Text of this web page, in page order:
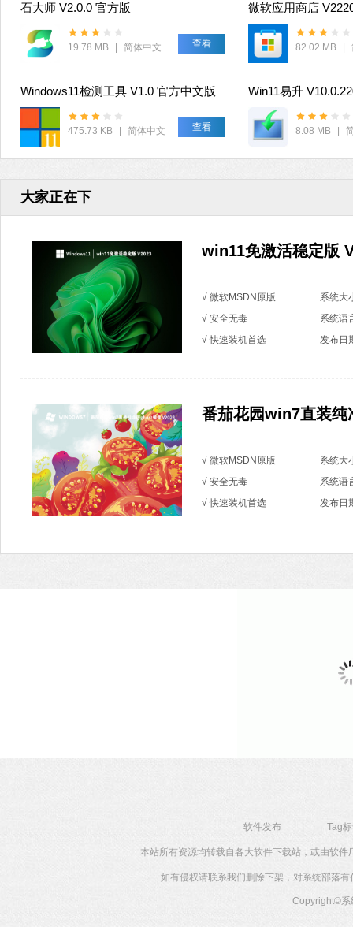
石大师 V2.0.0 官方版
19.78 MB | 简体中文 查看 82.02 MB |
Windows11检测工具 V1.0 官方中文版
475.73 KB | 简体中文 查看
Win11易升
8.08 MB |
大家正在下
win11免激活稳定版
√ 微软MSDN原版
系统大
√ 安全无毒
系统语
√ 快速装机首选
发布日
番茄花园win7直装
√ 微软MSDN原版
系统大
√ 安全无毒
系统语
√ 快速装机首选
发布日
软件发布 Tag
本站所有资源均转载自各大软件下载站，或由软
如有侵权请联系我们删除下架，对系统部落
Copyright©系